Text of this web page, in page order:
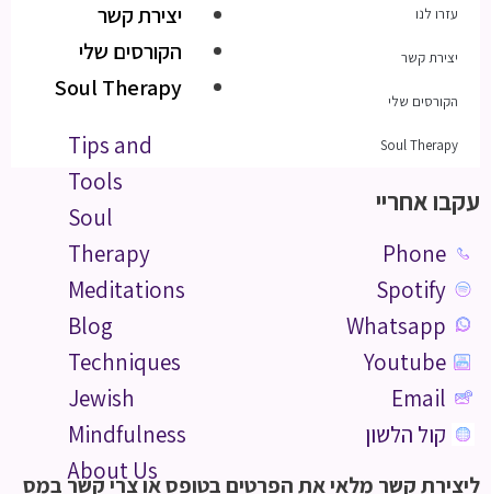
יצירת קשר
הקורסים שלי
Soul Therapy
Tips and
Tools
Soul
Therapy
Meditations
Blog
Techniques
Jewish
Mindfulness
About Us
עזרו לנו
יצירת קשר
הקורסים שלי
Soul Therapy
עקבו אחריי
Phone
Spotify
Whatsapp
Youtube
Email
קול הלשון
ליצירת קשר מלאי את הפרטים בטופס או צרי קשר במס